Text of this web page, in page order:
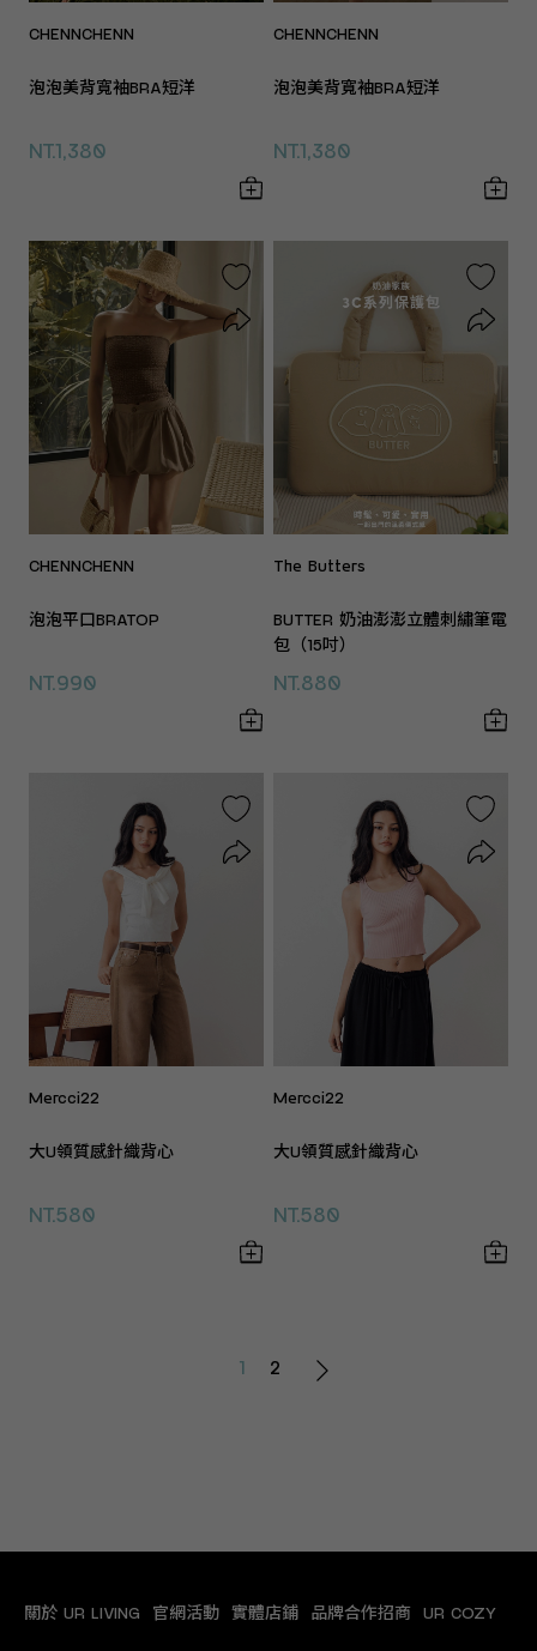
CHENNCHENN
泡泡美背寬袖BRA短洋
NT.1,380
CHENNCHENN
泡泡美背寬袖BRA短洋
NT.1,380
CHENNCHENN
泡泡平口BRATOP
NT.990
The Butters
BUTTER 奶油澎澎立體刺繡筆電
包（15吋）
NT.880
Mercci22
大U領質感針織背心
NT.580
Mercci22
大U領質感針織背心
NT.580
1 2
關於 UR LIVING 官網活動 實體店鋪 品牌合作招商 UR COZY